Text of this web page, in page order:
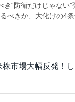
“防衛だけじゃない
べきか、大化けの4
市場大幅反発！